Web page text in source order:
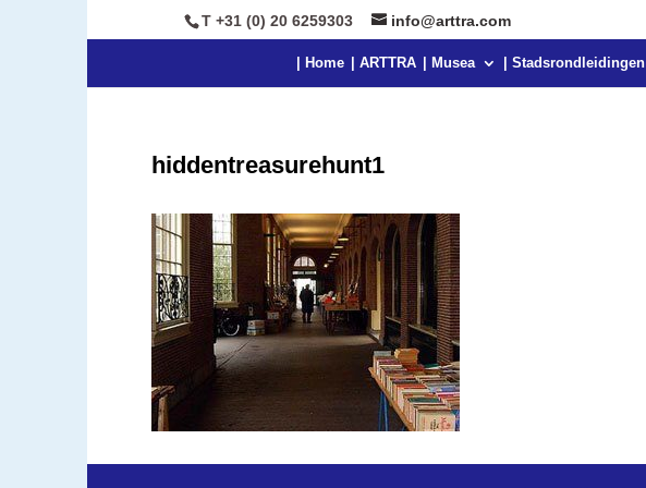
T +31 (0) 20 6259303 info@arttra.com
| Home | ARTTRA | Musea | Stadsrondleidingen
hiddentreasurehunt1